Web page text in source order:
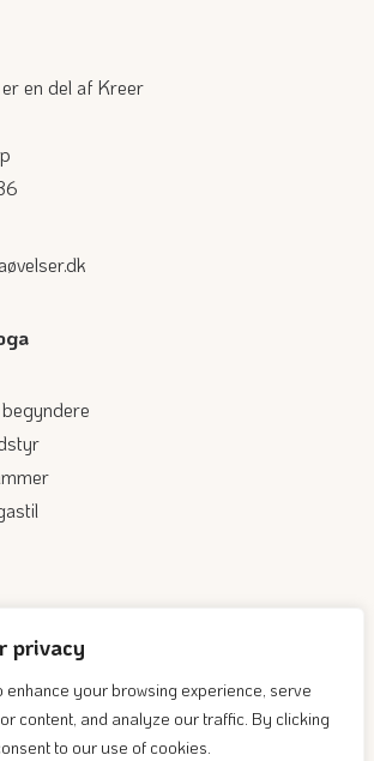
privacy
enhance your browsing experience, serve
content, and analyze our traffic. By clicking
to our use of cookies.
er en del af Kreer